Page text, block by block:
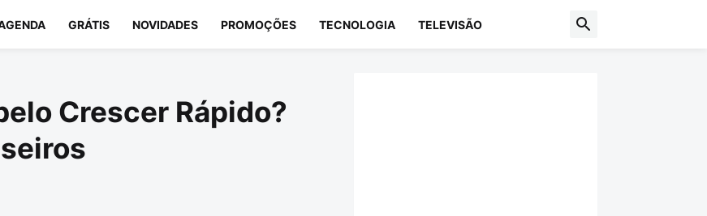
GRÁTIS NOVIDADES PROMOÇÕES TECNOLOGIA TELEVISÃO
Crescer Rápido?